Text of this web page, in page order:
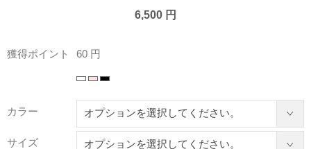
6,500 円
獲得ポイント 60 円
カラー
サイズ